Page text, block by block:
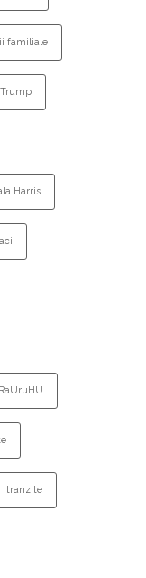
familiale
Harris
RaUruHU
tranzite